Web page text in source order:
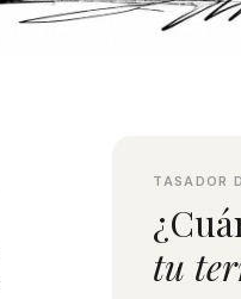
TASADOR
tu